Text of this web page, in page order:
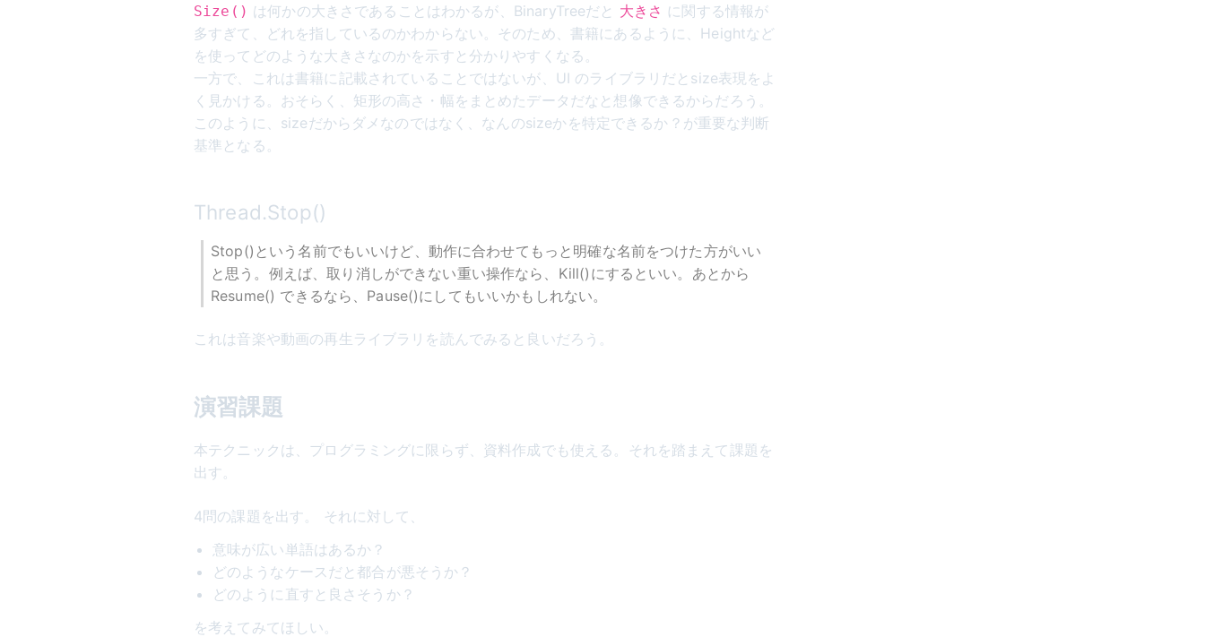
Size() は何かの大きさであることはわかるが、BinaryTreeだと 大きさ に関する情報が
多すぎて、どれを指しているのかわからない。そのため、書籍にあるように、Heightなど
を使ってどのような大きさなのかを示すと分かりやすくなる。
一方で、これは書籍に記載されていることではないが、UI のライブラリだとsize表現をよ
く見かける。おそらく、矩形の高さ・幅をまとめたデータだなと想像できるからだろう。
このように、sizeだからダメなのではなく、なんのsizeかを特定できるか？が重要な判断
基準となる。
Thread.Stop()
Stop()という名前でもいいけど、動作に合わせてもっと明確な名前をつけた方がいい
と思う。例えば、取り消しができない重い操作なら、Kill()にするといい。あとから
Resume() できるなら、Pause()にしてもいいかもしれない。
これは音楽や動画の再生ライブラリを読んでみると良いだろう。
演習課題
本テクニックは、プログラミングに限らず、資料作成でも使える。それを踏まえて課題を
出す。
4問の課題を出す。 それに対して、
意味が広い単語はあるか？
どのようなケースだと都合が悪そうか？
どのように直すと良さそうか？
を考えてみてほしい。